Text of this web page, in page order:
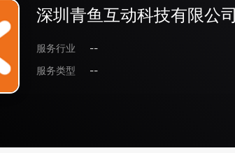
深圳青鱼互动科技有限公司
服务行业
--
服务类型
--